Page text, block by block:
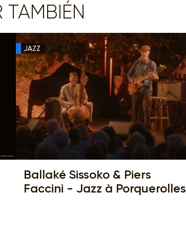
JAZZ
Ballaké Sissoko & Piers
Faccini - Jazz à Porquerolles